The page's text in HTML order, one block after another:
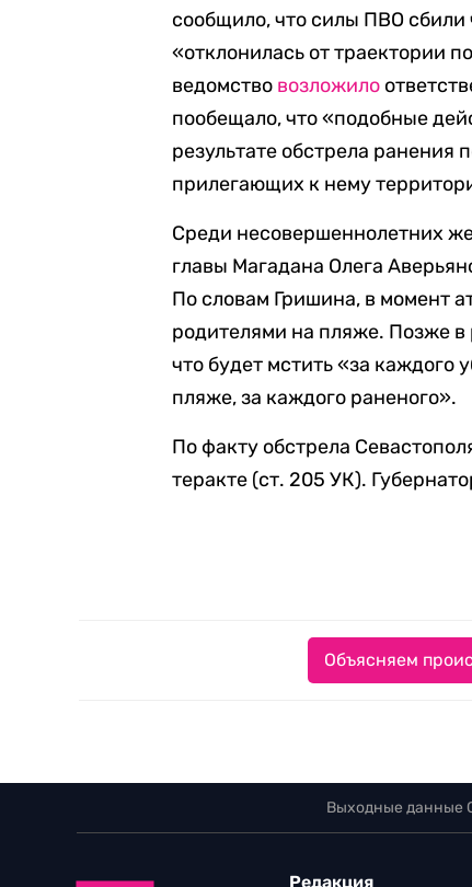
сообщило, что силы ПВО сбили
«отклонилась от траектории
ведомство возложило
пообещало, что «подобные
результате обстрела
прилегающих к нему
Среди несовершеннолетних
главы Магадана Олега
По словам Гришина, в момент
родителями на пляже. Позже в
что будет мстить «за каждого
пляже, за каждого раненого».
По факту обстрела
теракте (ст. 205 УК).
Объясняем
Выходные данные
Редакция